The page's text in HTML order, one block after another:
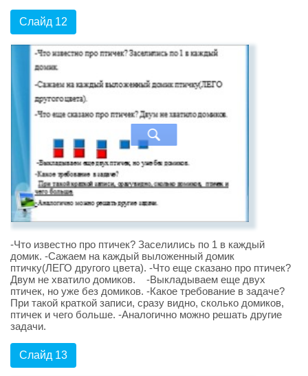
Слайд 12
-Что известно про птичек? Заселились по 1 в каждый
домик. -Сажаем на каждый выложенный домик
птичку(ЛЕГО другого цвета). -Что еще сказано про птичек?
Двум не хватило домиков. -Выкладываем еще двух
птичек, но уже без домиков. -Какое требование в задаче?
При такой краткой записи, сразу видно, сколько домиков,
птичек и чего больше. -Аналогично можно решать другие
задачи.
Слайд 13